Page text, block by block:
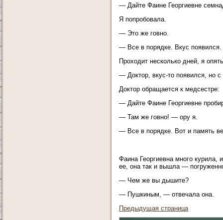
— Дайте Фаине Георгиевне
Я попробовала.
— Это же говно.
— Все в порядке. Вкус появился.
Проходит несколько дней, я
— Доктор, вкус-то появился, но
Доктор обращается к медсестре:
— Дайте Фаине Георгиевне
— Там же говно! — ору я.
— Все в порядке. Вот и память
Фаина Георгиевна много курила,
ее, она так и вышла —
— Чем же вы дышите?
— Пушкиным, — отвечала она.
Предыдущая страница